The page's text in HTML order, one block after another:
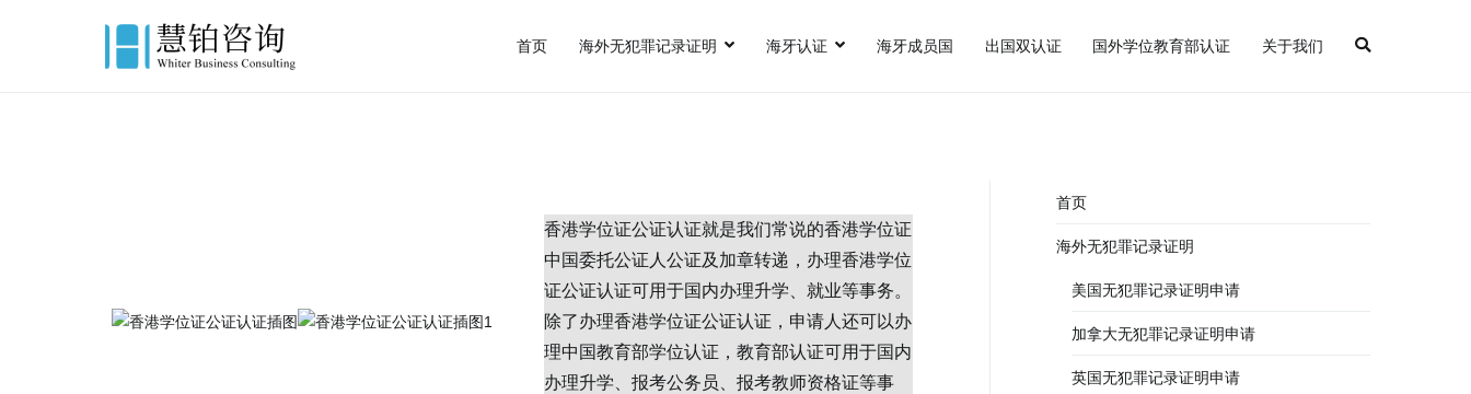
美国出生证认证,美国结婚证认证,FBI美国无犯罪记录证明,英国出生证公证,英国结婚证公证,英国无犯罪记录证明
首页 海外无犯罪记录证明 海牙认证 海牙成员国 出国双认证 国外学位教育部认证 关于我们
香港学位证公证认证就是我们常说的香港学位证
中国委托公证人公证及加章转递，办理香港学位
证公证认证可用于国内办理升学、就业等事务。
除了办理香港学位证公证认证，申请人还可以办
理中国教育部学位认证，教育部认证可用于国内
办理升学、报考公务员、报考教师资格证等事
首页
海外无犯罪记录证明
美国无犯罪记录证明申请
加拿大无犯罪记录证明申请
英国无犯罪记录证明申请